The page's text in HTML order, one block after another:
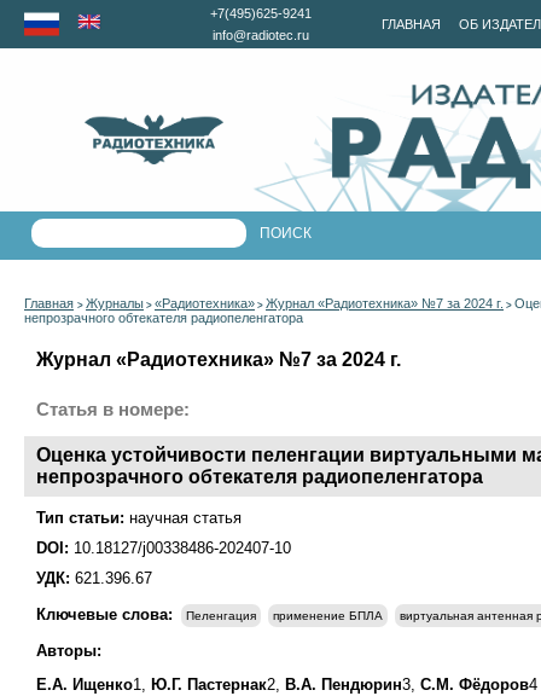
ГЛАВНАЯ ОБ
+7(495)625-9241
info@radiotec.ru
Главная > Журналы > «Радиотехника» > Журнал «Радиотехника» №7 за 2024 г. >
непрозрачного обтекателя радиопеленгатора
Журнал «Радиотехника» №7 за 2024 г.
Статья в номере:
Оценка устойчивости пеленгации виртуальными
непрозрачного обтекателя радиопеленгатора
Тип статьи: научная статья
DOI: 10.18127/j00338486-202407-10
УДК: 621.396.67
Ключевые слова:
Пеленгация применение БПЛА виртуальная антенная
Авторы:
Е.А. Ищенко1, Ю.Г. Пастернак2, В.А. Пендюрин3, С.М. Фёдоров4